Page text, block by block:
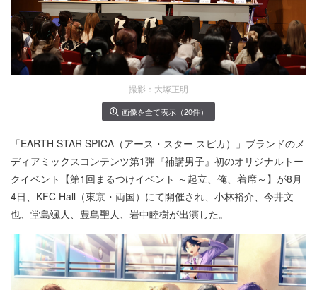
撮影：大塚正明
画像を全て表示（20件）
「EARTH STAR SPICA（アース・スター スピカ）」ブランドのメ
ディアミックスコンテンツ第1弾『補講男子』初のオリジナルトー
クイベント【第1回まるつけイベント ～起立、俺、着席～】が8月
4日、KFC Hall（東京・両国）にて開催され、小林裕介、今井文
也、堂島颯人、豊島聖人、岩中睦樹が出演した。